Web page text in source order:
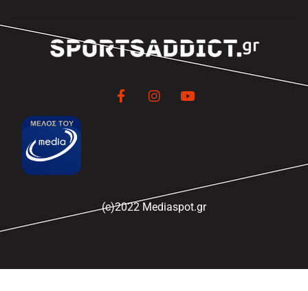
(c)2022 Mediaspot.gr